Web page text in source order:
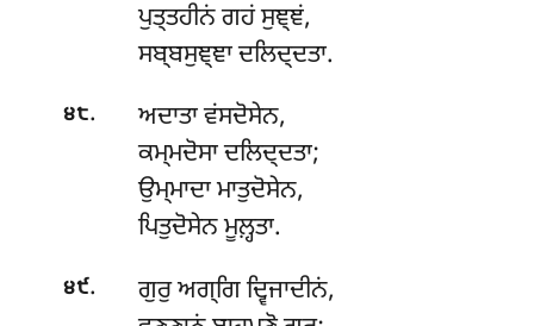
ਪੁਤ੍ਤਹੀਨਂ ਗਹਂ ਸੁਞ੍ਞਂ,
ਸਬ੍ਬਸੁਞ੍ਞਾ ਦਲਿਦ੍ਦਤਾ.
੪੮. ਅਦਾਤਾਵਂਸਦੋਸੇਨ,
ਕਮ੍ਮਦੋਸਾ ਦਲਿਦ੍ਦਤਾ;
ਉਮ੍ਮਾਦਾ ਮਾਤੁਦੋਸੇਨ,
ਪਿਤੁਦੋਸੇਨ ਮੂਲ਼੍ਹਤਾ.
੪੯. ਗੁਰੁਅਗ੍ਗਿ ਦ੍ਵਿਜਾਦੀਨਂ,